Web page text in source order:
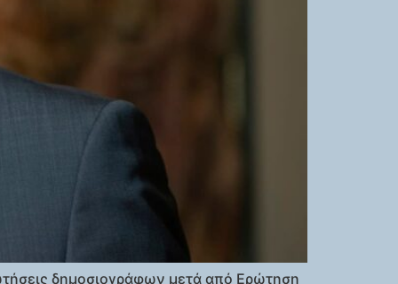
δημοσιογράφων μετά από Ερώτηση